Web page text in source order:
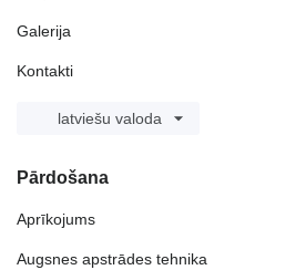
Galerija
Kontakti
latviešu valoda
Pārdošana
Aprīkojums
Augsnes apstrādes tehnika